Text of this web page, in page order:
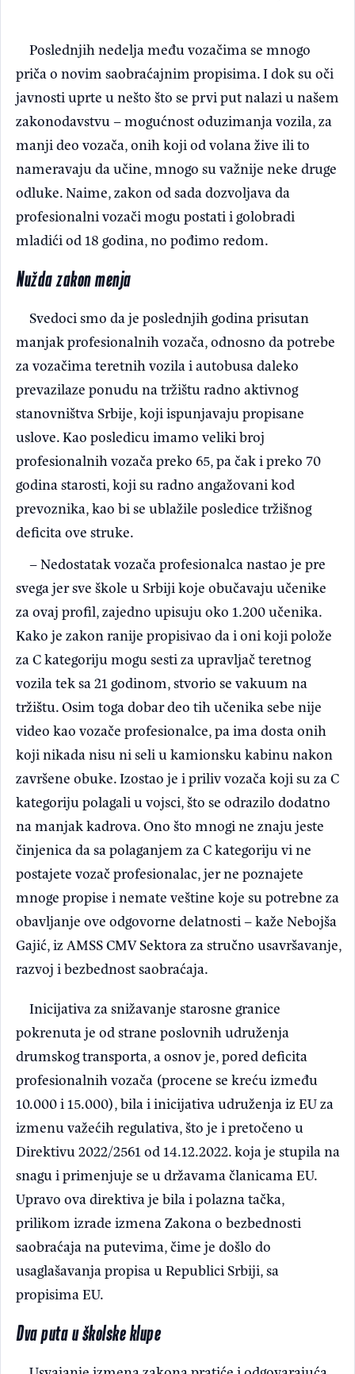
Poslednjih nedelja među vozačima se mnogo
priča o novim saobraćajnim propisima. I dok su oči
javnosti uprte u nešto što se prvi put nalazi u našem
zakonodavstvu – mogućnost oduzimanja vozila, za
manji deo vozača, onih koji od volana žive ili to
nameravaju da učine, mnogo su važnije neke druge
odluke. Naime, zakon od sada dozvoljava da
profesionalni vozači mogu postati i golobradi
mladići od 18 godina, no pođimo redom.
Nužda zakon menja
Svedoci smo da je poslednjih godina prisutan
manjak profesionalnih vozača, odnosno da potrebe
za vozačima teretnih vozila i autobusa daleko
prevazilaze ponudu na tržištu radno aktivnog
stanovništva Srbije, koji ispunjavaju propisane
uslove. Kao posledicu imamo veliki broj
profesionalnih vozača preko 65, pa čak i preko 70
godina starosti, koji su radno angažovani kod
prevoznika, kao bi se ublažile posledice tržišnog
deficita ove struke.
– Nedostatak vozača profesionalca nastao je pre
svega jer sve škole u Srbiji koje obučavaju učenike
za ovaj profil, zajedno upisuju oko 1.200 učenika.
Kako je zakon ranije propisivao da i oni koji polože
za C kategoriju mogu sesti za upravljač teretnog
vozila tek sa 21 godinom, stvorio se vakuum na
tržištu. Osim toga dobar deo tih učenika sebe nije
video kao vozače profesionalce, pa ima dosta onih
koji nikada nisu ni seli u kamionsku kabinu nakon
završene obuke. Izostao je i priliv vozača koji su za C
kategoriju polagali u vojsci, što se odrazilo dodatno
na manjak kadrova. Ono što mnogi ne znaju jeste
činjenica da sa polaganjem za C kategoriju vi ne
postajete vozač profesionalac, jer ne poznajete
mnoge propise i nemate veštine koje su potrebne za
obavljanje ove odgovorne delatnosti – kaže Nebojša
Gajić, iz AMSS CMV Sektora za stručno usavršavanje,
razvoj i bezbednost saobraćaja.
Inicijativa za snižavanje starosne granice
pokrenuta je od strane poslovnih udruženja
drumskog transporta, a osnov je, pored deficita
profesionalnih vozača (procene se kreću između
10.000 i 15.000), bila i inicijativa udruženja iz EU za
izmenu važećih regulativa, što je i pretočeno u
Direktivu 2022/2561 od 14.12.2022. koja je stupila na
snagu i primenjuje se u državama članicama EU.
Upravo ova direktiva je bila i polazna tačka,
prilikom izrade izmena Zakona o bezbednosti
saobraćaja na putevima, čime je došlo do
usaglašavanja propisa u Republici Srbiji, sa
propisima EU.
Dva puta u školske klupe